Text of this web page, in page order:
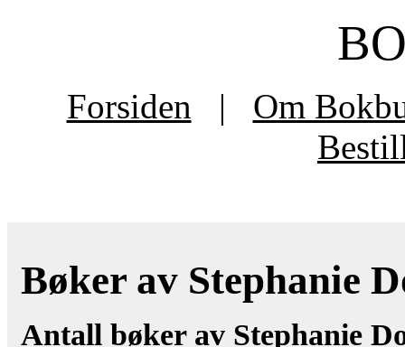
Forsiden |
Om
Bøker av Stephanie
Antall bøker av Stephanie